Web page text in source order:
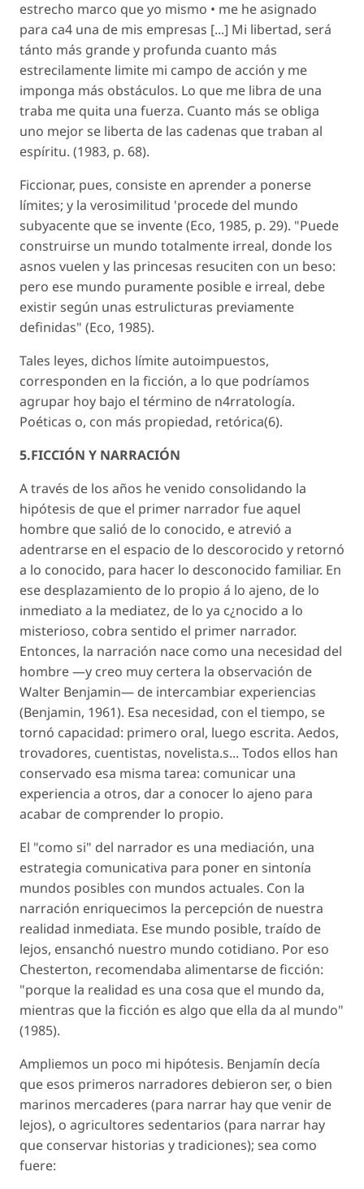
estrecho marco que yo mismo • me he asignado
para ca4 una de mis empresas [...] Mi libertad, será
tánto más grande y profunda cuanto más
estrecilamente limite mi campo de acción y me
imponga más obstáculos. Lo que me libra de una
traba me quita una fuerza. Cuanto más se obliga
uno mejor se liberta de las cadenas que traban al
espíritu. (1983, p. 68).
Ficcionar, pues, consiste en aprender a ponerse
límites; y la verosimilitud 'procede del mundo
subyacente que se invente (Eco, 1985, p. 29). "Puede
construirse un mundo totalmente irreal, donde los
asnos vuelen y las princesas resuciten con un beso:
pero ese mundo puramente posible e irreal, debe
existir según unas estrulicturas previamente
definidas" (Eco, 1985).
Tales leyes, dichos límite autoimpuestos,
corresponden en la ficción, a lo que podríamos
agrupar hoy bajo el término de n4rratología.
Poéticas o, con más propiedad, retórica(6).
5.FICCIÓN Y NARRACIÓN
A través de los años he venido consolidando la
hipótesis de que el primer narrador fue aquel
hombre que salió de lo conocido, e atrevió a
adentrarse en el espacio de lo descorocido y retornó
a lo conocido, para hacer lo desconocido familiar. En
ese desplazamiento de lo propio á lo ajeno, de lo
inmediato a la mediatez, de lo ya c¿nocido a lo
misterioso, cobra sentido el primer narrador.
Entonces, la narración nace como una necesidad del
hombre —y creo muy certera la observación de
Walter Benjamin— de intercambiar experiencias
(Benjamin, 1961). Esa necesidad, con el tiempo, se
tornó capacidad: primero oral, luego escrita. Aedos,
trovadores, cuentistas, novelista.s... Todos ellos han
conservado esa misma tarea: comunicar una
experiencia a otros, dar a conocer lo ajeno para
acabar de comprender lo propio.
El "como si" del narrador es una mediación, una
estrategia comunicativa para poner en sintonía
mundos posibles con mundos actuales. Con la
narración enriquecimos la percepción de nuestra
realidad inmediata. Ese mundo posible, traído de
lejos, ensanchó nuestro mundo cotidiano. Por eso
Chesterton, recomendaba alimentarse de ficción:
"porque la realidad es una cosa que el mundo da,
mientras que la ficción es algo que ella da al mundo"
(1985).
Ampliemos un poco mi hipótesis. Benjamín decía
que esos primeros narradores debieron ser, o bien
marinos mercaderes (para narrar hay que venir de
lejos), o agricultores sedentarios (para narrar hay
que conservar historias y tradiciones); sea como
fuere: